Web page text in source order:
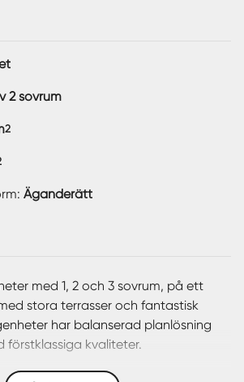
2 sovrum
2
Äganderätt
med 1, 2 och 3 sovrum, på ett
stora terrasser och fantastisk
har balanserad planlösning
förstklassiga kvaliteter.